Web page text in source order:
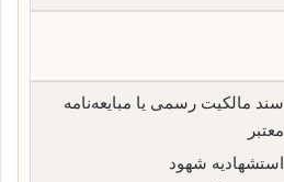
سند مالکیت رسمی یا مبایعه‌نامه
معتبر
استشهادیه شهود